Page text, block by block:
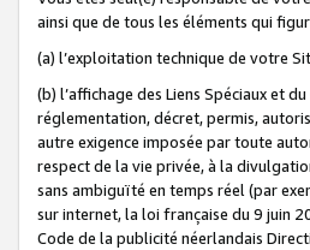
ainsi que de tous les éléments qui
(a) l’exploitation technique de votre
(b) l’affichage des Liens Spéciaux et
réglementation, décret, permis,
autre exigence imposée par toute
respect de la vie privée, à la
sans ambiguïté en temps réel (par
sur internet, la loi française du 9 juin
Code de la publicité néerlandais